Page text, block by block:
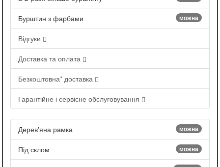
можна
Бурштин з фарбами
Відгуки
Доставка та оплата
Безкоштовна* доставка
Гарантійне і сервісне обслуговування
можна
Дерев'яна рамка
можна
Під склом